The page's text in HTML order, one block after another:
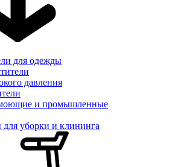
для одежды
давления
и промышленные
для уборки и клининга